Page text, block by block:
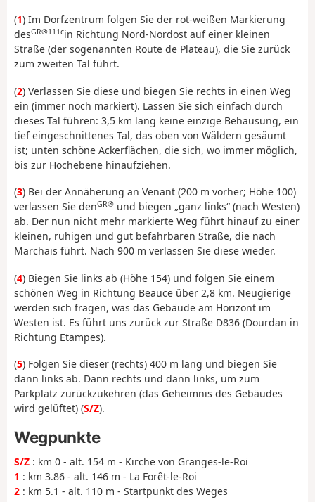
(1) Im Dorfzentrum folgen Sie der rot-weißen Markierung
desGR®111cin Richtung Nord-Nordost auf einer kleinen
Straße (der sogenannten Route de Plateau), die Sie zurück
zum zweiten Tal führt.
(2) Verlassen Sie diese und biegen Sie rechts in einen Weg
ein (immer noch markiert). Lassen Sie sich einfach durch
dieses Tal führen: 3,5 km lang keine einzige Behausung, ein
tief eingeschnittenes Tal, das oben von Wäldern gesäumt
ist; unten schöne Ackerflächen, die sich, wo immer möglich,
bis zur Hochebene hinaufziehen.
(3) Bei der Annäherung an Venant (200 m vorher; Höhe 100)
verlassen Sie denGR® und biegen „ganz links“ (nach Westen)
ab. Der nun nicht mehr markierte Weg führt hinauf zu einer
kleinen, ruhigen und gut befahrbaren Straße, die nach
Marchais führt. Nach 900 m verlassen Sie diese wieder.
(4) Biegen Sie links ab (Höhe 154) und folgen Sie einem
schönen Weg in Richtung Beauce über 2,8 km. Neugierige
werden sich fragen, was das Gebäude am Horizont im
Westen ist. Es führt uns zurück zur Straße D836 (Dourdan in
Richtung Etampes).
(5) Folgen Sie dieser (rechts) 400 m lang und biegen Sie
dann links ab. Dann rechts und dann links, um zum
Parkplatz zurückzukehren (das Geheimnis des Gebäudes
wird gelüftet) (S/Z).
Wegpunkte
S/Z : km 0 - alt. 154 m - Kirche von Granges-le-Roi
1 : km 3.86 - alt. 146 m - La Forêt-le-Roi
2 : km 5.1 - alt. 110 m - Startpunkt des Weges